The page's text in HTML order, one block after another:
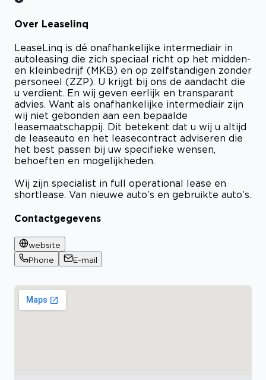
Over Leaselinq
LeaseLinq is dé onafhankelijke intermediair in
autoleasing die zich speciaal richt op het midden-
en kleinbedrijf (MKB) en op zelfstandigen zonder
personeel (ZZP). U krijgt bij ons de aandacht die
u verdient. En wij geven eerlijk en transparant
advies. Want als onafhankelijke intermediair zijn
wij niet gebonden aan een bepaalde
leasemaatschappij. Dit betekent dat u wij u altijd
de leaseauto en het leasecontract adviseren die
het best passen bij uw specifieke wensen,
behoeften en mogelijkheden.
Wij zijn specialist in full operational lease en
shortlease. Van nieuwe auto’s en gebruikte auto’s.
Contactgegevens
website
Phone
E-mail